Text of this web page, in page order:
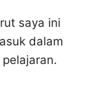
saya ini
dalam